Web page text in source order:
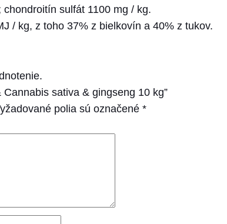
sulfát 1100 mg / kg.
/ kg, z toho 37% z bielkovín a 40% z tukov.
sativa & gingseng 10 kg”
polia sú označené *